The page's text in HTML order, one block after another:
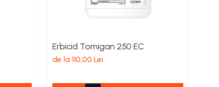
Erbicid Tomigan 250 EC
de la 110,00 Lei